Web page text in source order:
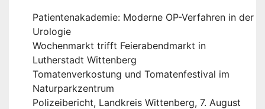
Patientenakademie: Moderne OP-Verfahren in der
Urologie
Wochenmarkt trifft Feierabendmarkt in
Lutherstadt Wittenberg
Tomatenverkostung und Tomatenfestival im
Naturparkzentrum
Polizeibericht, Landkreis Wittenberg, 7. August